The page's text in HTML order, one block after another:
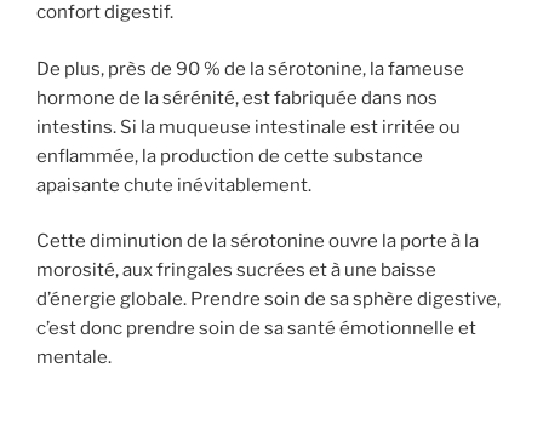
confort digestif.
De plus, près de 90 % de la sérotonine, la fameuse
hormone de la sérénité, est fabriquée dans nos
intestins. Si la muqueuse intestinale est irritée ou
enflammée, la production de cette substance
apaisante chute inévitablement.
Cette diminution de la sérotonine ouvre la porte à la
morosité, aux fringales sucrées et à une baisse
d’énergie globale. Prendre soin de sa sphère digestive,
c’est donc prendre soin de sa santé émotionnelle et
mentale.